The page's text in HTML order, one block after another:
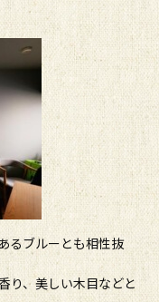
るブルーとも相性抜
り、美しい木目などと